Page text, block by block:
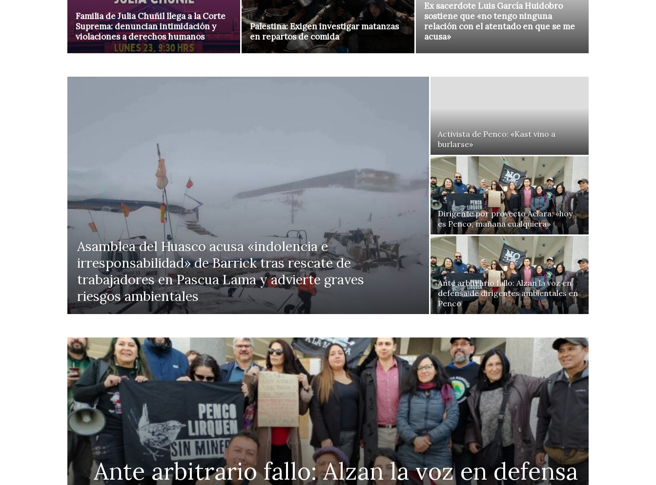
Familia de Julia Chuñil llega a la Corte
Suprema: denuncian intimidación y
violaciones a derechos humanos
Palestina: Exigen investigar matanzas
en repartos de comida
Ex sacerdote Luis García Huidobro
sostiene que «no tengo ninguna
relación con el atentado en que se me
acusa»
Asamblea del Huasco acusa «indolencia e
irresponsabilidad» de Barrick tras rescate de
trabajadores en Pascua Lama y advierte graves
riesgos ambientales
Activista de Penco: «Kast vino a
burlarse»
Dirigente por proyecto Aclara: «hoy
es Penco, mañana cualquiera»
Ante arbitrario fallo: Alzan la voz en
defensa de dirigentes ambientales en
Penco
Continue to the category
Ante arbitrario fallo: Alzan la voz en defensa